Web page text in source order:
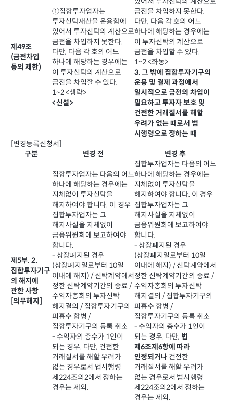
제49조
(금전차입
등의 제한)
①집합투자업자는
투자신탁재산을 운용함에
있어서 투자신탁의 계산으로
금전을 차입하지 못한다.
다만, 다음 각 호의 어느
하나에 해당하는 경우에는
이 투자신탁의 계산으로
금전을 차입할 수 있다.
1~2 <생략>
<신설>
금전을 차입하지 못한다.
다만, 다음 각 호의 어느
하나에 해당하는 경우에는
이 투자신탁의 계산으로
금전을 차입할 수 있다.
1~2 <좌동>
3. 그 밖에 집합투자기구의
운용 및 결제 과정에서
일시적으로 금전의 차입이
필요하고 투자자 보호 및
건전한 거래질서를 해할
우려가 없는 때로서 법
시행령으로 정하는 때
[변경등록신청서]
구분
변경 전 변경 후
제5부. 2.
집합투자기구
의 해지에
관한 사항
[의무해지]
집합투자업자는 다음의 어느
하나에 해당하는 경우에는
지체없이 투자신탁을
해지하여야 합니다. 이 경우
집합투자업자는 그
해지사실을 지체없이
금융위원회에 보고하여야
합니다.
- 상장폐지된 경우
(상장폐지일로부터 10일
이내에 해지) / 신탁계약에서
정한 신탁계약기간의 종료 /
수익자총회의 투자신탁
해지결의 / 집합투자기구의
피흡수 합병 /
집합투자기구의 등록 취소
- 수익자의 총수가 1인이
되는 경우. 다만, 건전한
거래질서를 해할 우려가
없는 경우로서 법시행령
제224조의2에서 정하는
경우는 제외.
집합투자업자는 다음의 어느
하나에 해당하는 경우에는
지체없이 투자신탁을
해지하여야 합니다. 이 경우
집합투자업자는 그
해지사실을 지체없이
금융위원회에 보고하여야
합니다.
- 상장폐지된 경우
(상장폐지일로부터 10일
이내에 해지) / 신탁계약에서
정한 신탁계약기간의 종료 /
수익자총회의 투자신탁
해지결의 / 집합투자기구의
피흡수 합병 /
집합투자기구의 등록 취소
- 수익자의 총수가 1인이
되는 경우. 다만, 법
제6조제6항에 따라
인정되거나 건전한
거래질서를 해할 우려가
없는 경우로서 법시행령
제224조의2에서 정하는
경우는 제외.